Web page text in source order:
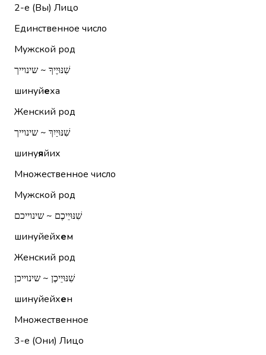
2-е (Вы) Лицо
Единственное число
Мужской род
שִׁנּוּיֶיךָ ~ שינוייך
шинуйеха
Женский род
שִׁנּוּיַיִךְ ~ שינוייך
шинуяйих
Множественное число
Мужской род
שִׁנּוּיֵיכֶם ~ שינוייכם
шинуйейхем
Женский род
שִׁנּוּיֵיכֶן ~ שינוייכן
шинуйейхен
Множественное
3-е (Они) Лицо